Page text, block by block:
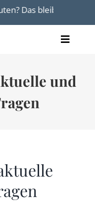
bleibt abzuwarten
Toggle
und